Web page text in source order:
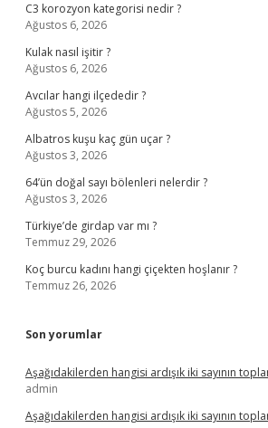
C3 korozyon kategorisi nedir ?
Ağustos 6, 2026
Kulak nasıl işitir ?
Ağustos 6, 2026
Avcılar hangi ilçededir ?
Ağustos 5, 2026
Albatros kuşu kaç gün uçar ?
Ağustos 3, 2026
64’ün doğal sayı bölenleri nelerdir ?
Ağustos 3, 2026
Türkiye’de girdap var mı ?
Temmuz 29, 2026
Koç burcu kadını hangi çiçekten hoşlanır ?
Temmuz 26, 2026
Son yorumlar
Aşağıdakilerden hangisi ardışık iki sayının
admin
Aşağıdakilerden hangisi ardışık iki sayının